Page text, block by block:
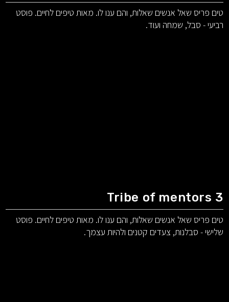
טים פריס שאל אנשים שאלות, והם ענו לו. מאות טיפים לחיים. פוסט
רביעי - סבל, שמחה ועוד.
Tribe of mentors 3
טים פריס שאל אנשים שאלות, והם ענו לו. מאות טיפים לחיים. פוסט
שלישי - סבלנות, צעדים קטנים ולהיות עצמך.